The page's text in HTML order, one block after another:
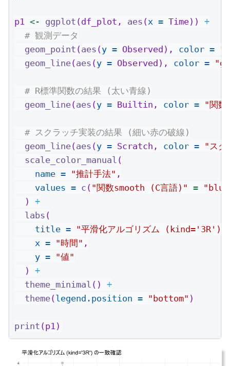
p1 <- ggplot (df_plot, aes (x = Time)) +
# 観測データ
geom_point (aes (y = Observed), color =
geom_line(aes (y = Observed), color =
# R標準関数の結果 (太い青線)
geom_line(aes (y = Builtin, color = "関
# スクラッチ実装の結果 (細い赤の破線)
geom_line(aes (y = Scratch, color = "スク
scale_color_manual (
name = "推計手法" ,
values = c ( "関数smooth (C言語)" =
  )
+
labs (
title = "平滑化アルゴリズム (kind='3R')
x = "時間" ,
y = "値"
  )
+
theme_minimal () +
theme(legend.position = "bottom" )
print (p1)